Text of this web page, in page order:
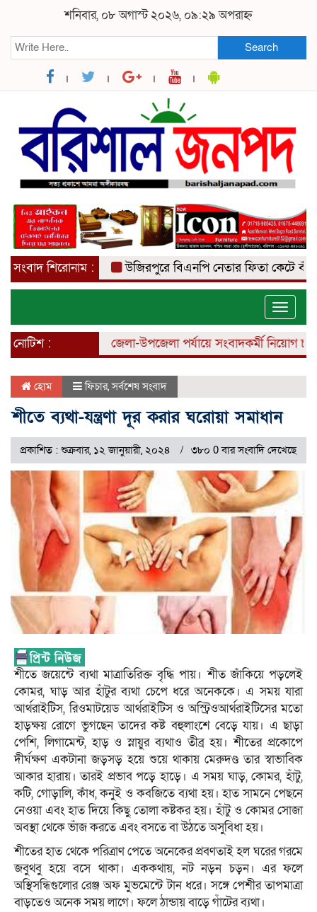
শনিবার, ০৮ অগাস্ট ২০২৬, ০৯:২৯ অপরাহ্ন
Search
সংবাদ শিরোনাম : উজিরপুরে বিএনপি নেতার ফিতা কেটে
Toggle
নোটিশ :
জেলা-উপজেলা পর্যায়ে সংবাদকর্মী নিয়োগ চলছে।
হোম ফিচার,সর্বশেষ সংবাদ
শীতে ব্যথা-যন্ত্রণা দূর করার ঘরোয়া সমাধান
প্রকাশিত : শুক্রবার, ১২ জানুয়ারী, ২০২৪ ৩৮০ 0 বার সংবাদি দেখেছে
শীতে জয়েন্টে ব্যথা মাত্রাতিরিক্ত বৃদ্ধি পায়। শীত জাঁকিয়ে পড়লেই
কোমর, ঘাড় আর হাঁটুর ব্যথা চেপে ধরে অনেককে। এ সময় যারা
আর্থরাইটিস, রিওমাটয়েড আর্থরাইটিস ও অস্ট্রিওআর্থরাইটিসের মতো
হাড়ক্ষয় রোগে ভুগছেন তাদের কষ্ট বহুলাংশে বেড়ে যায়। এ ছাড়া
পেশি, লিগামেন্ট, হাড় ও স্নায়ুর ব্যথাও তীব্র হয়। শীতের প্রকোপে
দীর্ঘক্ষণ একটানা জড়সড় হয়ে শুয়ে থাকায় মেরুদণ্ড তার স্বাভাবিক
আকার হারায়। তারই প্রভাব পড়ে হাড়ে। এ সময় ঘাড়, কোমর, হাঁটু,
কটি, গোড়ালি, কাঁধ, কনুই ও কবজিতে ব্যথা হয়। হাত সামনে পেছনে
নেওয়া এবং হাত দিয়ে কিছু তোলা কষ্টকর হয়। হাঁটু ও কোমর সোজা
অবস্থা থেকে ভাঁজ করতে এবং বসতে বা উঠতে অসুবিধা হয়।
শীতের হাত থেকে পরিত্রাণ পেতে অনেকের প্রবণতাই হল ঘরের গরমে
জবুথবু হয়ে বসে থাকা। এককথায়, নট নড়ন চড়ন। এর ফলে
অস্থিসন্ধিগুলোর রেঞ্জ অফ মুভমেন্টে টান ধরে। সঙ্গে পেশীর তাপমাত্রা
বাড়তেও অনেক সময় লাগে। ফলে ঠান্ডায় বাড়ে গাঁটের ব্যথা।